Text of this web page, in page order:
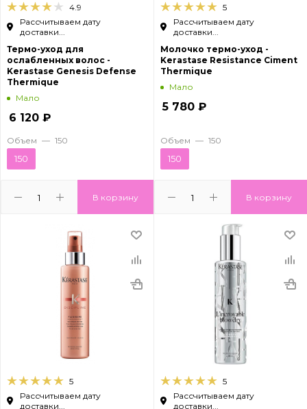
4.9
Рассчитываем дату
доставки...
Термо-уход для
ослабленных волос -
Kerastase Genesis Defense
Thermique
Мало
6 120 ₽
В корзину
Объем — 150
150
5
Рассчитываем дату
доставки...
Молочко термо-уход -
Kerastase Resistance Ciment
Thermique
Мало
5 780 ₽
В корзину
Объем — 150
150
5
Рассчитываем дату
доставки...
5
Рассчитываем дату
доставки...